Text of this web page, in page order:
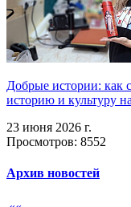
Добрые истории: как
историю и культуру
23 июня 2026 г.
Просмотров: 8552
Архив новостей